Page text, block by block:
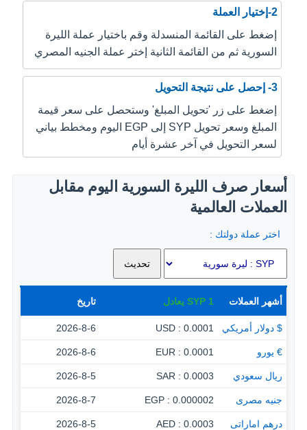
2-إختيار العملة
إضغط على القائمة المنسدلة وقم باختيار عملة الليرة
السورية ثم من القائمة الثانية إختر عملة الجنيه المصري
3- إحصل على نتيجة التحويل
إضغط على زر 'تحويل المبلغ' وستحصل على سعر قيمة
المبلغ وسعر تحويل SYP إلى EGP اليوم ومخطط بياني
لسعر التحويل في آخر عشرة أيام
أسعار صرف الليرة السورية اليوم مقابل
العملات العالمية
اختر عملة دولتك :
أشهر العملات 1
SYP يعادل تاريخ
$ دولار أمريكي 0.0001 : USD
2026-8-6
€ يورو 0.0001 : EUR
2026-8-6
ريال سعودي 0.0003 : SAR
2026-8-5
جنيه مصرى 0.000002 : EGP
2026-8-7
درهم اماراتى 0.0003 : AED
2026-8-5